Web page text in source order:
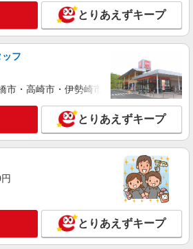
詳細を見る
ィス
のフィルム製造／機械オペレーター／冷
給1,400円〜1,750円＋交通費全額支給 ※残
：法定基準通り別途支給 ※夜勤手当：22
は25％の割増による支給 ※交通費支給
※給与の希望日払い制度あり ＜月収例＞
日勤務の場合 時給1,400円×7.4時間×22日
当⇒246,693円＋残業代＋交通費
れ直後：京都府綾部市 変更の範囲：会社
る就業場所
詳細を見る
ィス
ーハーネス／電線／カット／検査／梱包
とりあえずキープ
フ
市・高崎市・伊勢崎市・太田市・館林市
とりあえずキープ
とりあえずキープ